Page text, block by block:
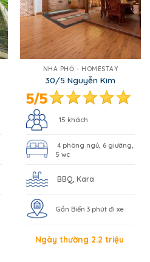
NHÀ PHỐ - HOMESTAY
30/5 Nguyễn Kim
15 khách
4 phòng ngủ, 6 giường,
5 wc
BBQ, Kara
Gần Biển 3 phút đi xe
Ngày thường 2.2 triệu